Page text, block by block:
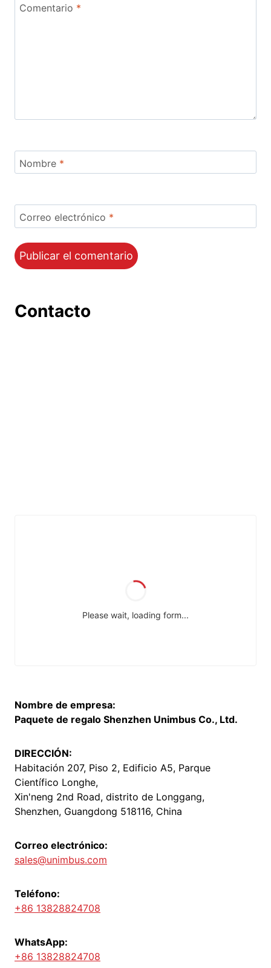
Comentario *
Nombre *
Correo electrónico *
Contacto
Nombre de empresa:
Paquete de regalo Shenzhen Unimbus Co., Ltd.
DIRECCIÓN:
Habitación 207, Piso 2, Edificio A5, Parque
Científico Longhe,
Xin'neng 2nd Road, distrito de Longgang,
Shenzhen, Guangdong 518116, China
Correo electrónico:
sales@unimbus.com
Teléfono:
+86 13828824708
WhatsApp:
+86 13828824708